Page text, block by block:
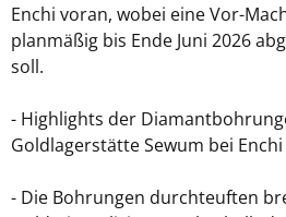
Enchi voran, wobei eine Vor-
planmäßig bis Ende Juni 2026
soll.
- Highlights der
Goldlagerstätte Sewum bei Enchi
- Die Bohrungen durchteuften